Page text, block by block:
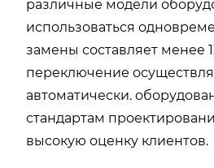
различные модели
использоваться
замены составляет менее
переключение
автоматически.
стандартам
высокую оценку клиентов.